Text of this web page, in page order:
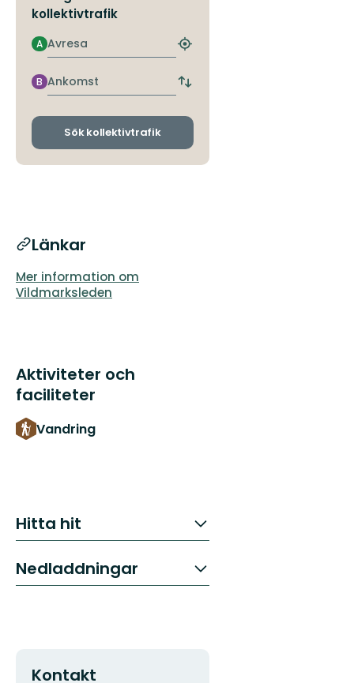
kollektivtrafik
Avresa
A
Hitta
hållplats
Ankomst
B
Byt
och
Sök kollektivtrafik
Länkar
Mer information om
Vildmarksleden
Aktiviteter och
faciliteter
Vandring
Hitta hit
Nedladdningar
Kontakt